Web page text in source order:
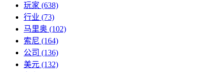
玩家 (638)
行业 (73)
马里奥 (102)
索尼 (164)
公司 (136)
美元 (132)